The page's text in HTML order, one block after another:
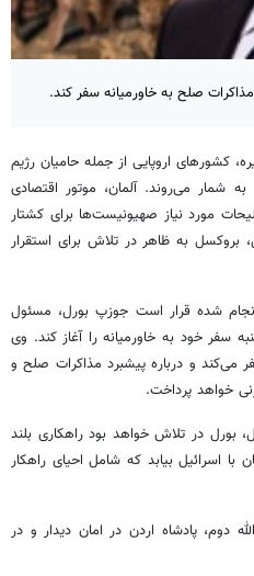
صلح به خاورمیانه سفر کند.
کشورهای اروپایی از جمله حامیان رژیم
شمار می‌روند. آلمان، موتور اقتصادی
۳۰ درصد از تسلیحات مورد نیاز صهیونیست‌ها برای کشتار
بروکسل به ظاهر در تلاش برای استقرار
شده قرار است جوزپ بورل، مسئول
سفر خود به خاورمیانه را آغاز کند. وی
می‌کند و درباره پیشبرد مذاکرات صلح و
خواهد پرداخت.
بورل در تلاش خواهد بود راهکاری بلند
اسرائیل بیابد که شامل احیای راهکار
دوم، پادشاه اردن در امان دیدار و در